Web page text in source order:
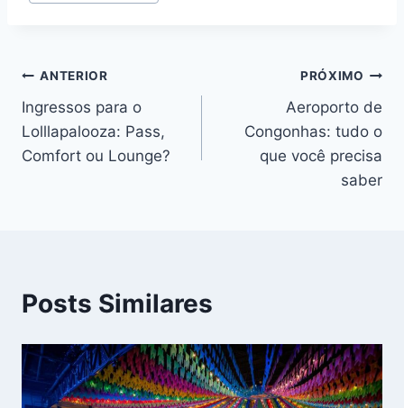
Navegação
de
Post
ANTERIOR
Ingressos para o
Lolllapalooza: Pass,
Comfort ou Lounge?
PRÓXIMO
Aeroporto de
Congonhas: tudo o
que você precisa
saber
Posts Similares